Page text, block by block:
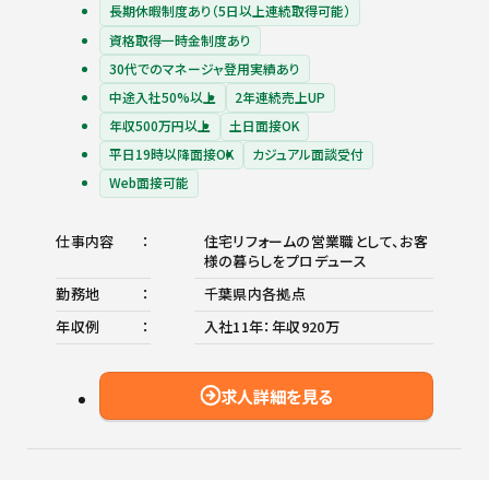
長期休暇制度あり（5日以上連続取得可能）
資格取得一時金制度あり
30代でのマネージャ登用実績あり
中途入社50%以上
2年連続売上UP
年収500万円以上
土日面接OK
平日19時以降面接OK
カジュアル面談受付
Web面接可能
仕事内容
住宅リフォームの営業職として、お客
様の暮らしをプロデュース
勤務地
千葉県内各拠点
年収例
入社11年：年収920万
求人詳細を見る